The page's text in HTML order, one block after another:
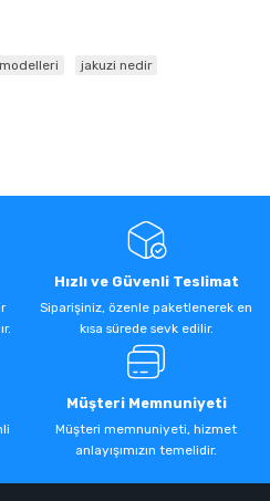
jakuzi nedir
Hızlı ve Güvenli Teslimat
Siparişiniz, özenle paketlenerek en
kısa sürede sevk edilir.
Müşteri Memnuniyeti
Müşteri memnuniyeti, hizmet
anlayışımızın temelidir.